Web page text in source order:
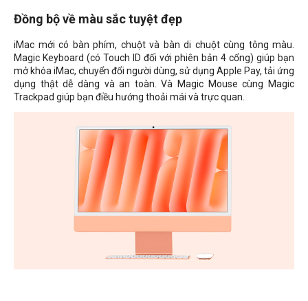
Đồng bộ về màu sắc tuyệt đẹp
iMac mới có bàn phím, chuột và bàn di chuột cùng tông màu.
Magic Keyboard (có Touch ID đối với phiên bản 4 cổng) giúp bạn
mở khóa iMac, chuyển đổi người dùng, sử dụng Apple Pay, tải ứng
dụng thật dễ dàng và an toàn. Và Magic Mouse cùng Magic
Trackpad giúp bạn điều hướng thoải mái và trực quan.